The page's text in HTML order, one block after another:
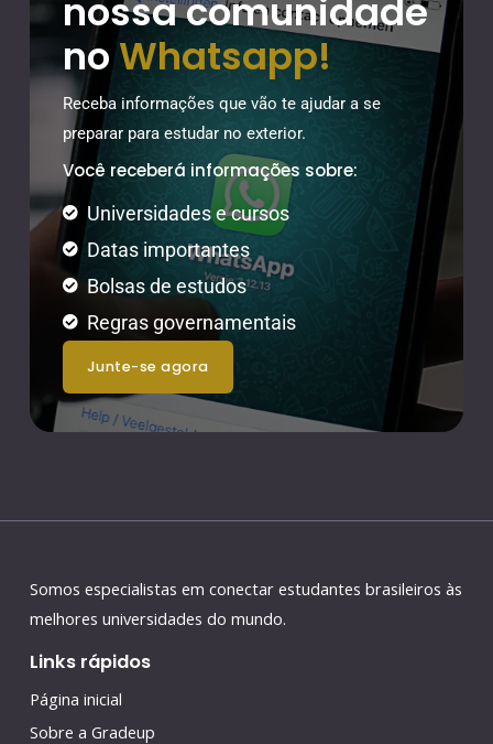
nossa comunidade
noWhatsapp!
Receba informações que vão te ajudar a se
preparar para estudar no exterior.
Você receberá informações sobre:
Universidades e cursos
Datas importantes
Bolsas de estudos
Regras governamentais
junte-se agora
Somos especialistas em conectar estudantes brasileiros às
melhores universidades do mundo.
Links rápidos
Página inicial
Sobre a Gradeup